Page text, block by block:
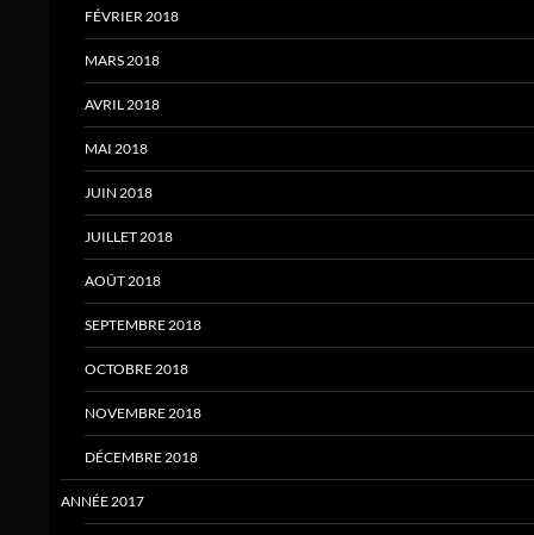
FÉVRIER 2018
MARS 2018
AVRIL 2018
MAI 2018
JUIN 2018
JUILLET 2018
AOÛT 2018
SEPTEMBRE 2018
OCTOBRE 2018
NOVEMBRE 2018
DÉCEMBRE 2018
ANNÉE 2017